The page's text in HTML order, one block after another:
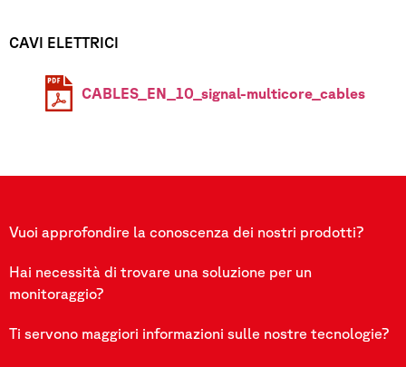
CAVI ELETTRICI
CABLES_EN_10_signal-multicore_cables
Vuoi approfondire la conoscenza dei nostri prodotti?
Hai necessità di trovare una soluzione per un
monitoraggio?
Ti servono maggiori informazioni sulle nostre tecnologie?